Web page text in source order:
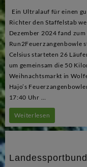
Ein Ultralauf für einen
Richter den Staffelstab
Dezember 2024 fand
Run2Feuerzangenbowle
Celsius starteten 26
um gemeinsam die 50
Weihnachtsmarkt in
Hajo’s
17:40 Uhr …
10
Jahre
Weiterlesen